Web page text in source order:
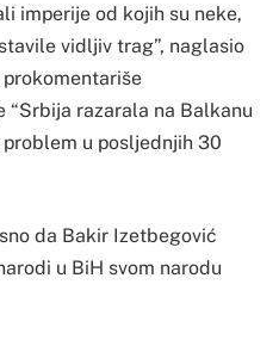
imperije od kojih su neke,
vidljiv trag”, naglasio
“Srbija razarala na Balkanu
u posljednjih 30
da Bakir Izetbegović
u BiH svom narodu